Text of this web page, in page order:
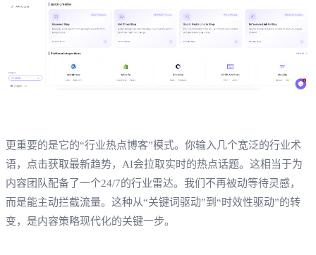
更重要的是它的“行业热点博客”模式。你输入几个宽泛的行业术
语，点击获取最新趋势，AI会拉取实时的热点话题。这相当于为
内容团队配备了一个24/7的行业雷达。我们不再被动等待灵感，
而是能主动拦截流量。这种从“关键词驱动”到“时效性驱动”的转
变，是内容策略现代化的关键一步。